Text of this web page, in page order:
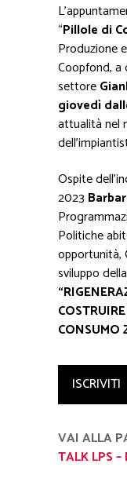
“Pillole di
Produzione
Coopfond, a
settore
giovedì
attualità nel
Ospite
2023
Politiche
opportunità,
sviluppo
CONSUMO
ISCRIVITI
VAI ALLA
TALK LPS